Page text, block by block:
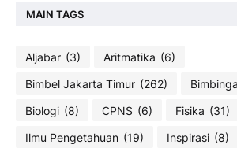
MAIN TAGS
Aljabar (3) Aritmatika (6)
Bimbel Jakarta Timur (262)
Biologi (8) CPNS (6) Fisika (31)
Ilmu Pengetahuan (19) Inspirasi (8)